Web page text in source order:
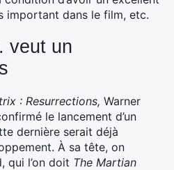
important dans le film, etc.
veut un
: Resurrections, Warner
le lancement d’un
dernière serait déjà
À sa tête, on
qui l’on doit The Martian